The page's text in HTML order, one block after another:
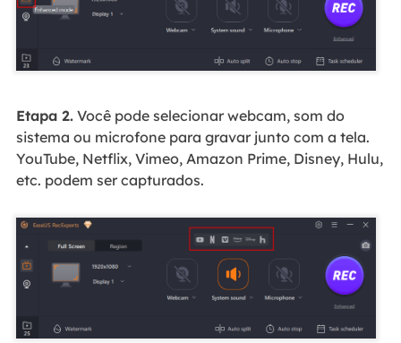
Etapa 2.Você pode selecionar webcam, som do
sistema ou microfone para gravar junto com a tela.
YouTube, Netflix, Vimeo, Amazon Prime, Disney, Hulu,
etc. podem ser capturados.